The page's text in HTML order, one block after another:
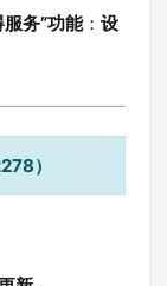
务”功能： 设
）